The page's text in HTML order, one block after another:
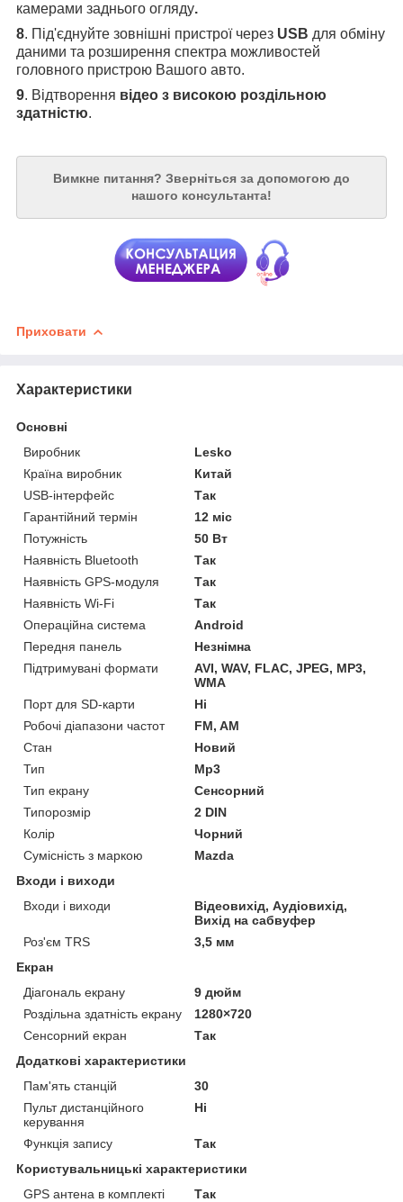
камерами заднього огляду.
8. Під'єднуйте зовнішні пристрої через USB для обміну
даними та розширення спектра можливостей
головного пристрою Вашого авто.
9. Відтворення відео з високою роздільною
здатністю.
Вимкне питання? Зверніться за допомогою до
нашого консультанта!
Приховати
Характеристики
Основні
Виробник
Lesko
Країна виробник
Китай
USB-інтерфейс
Так
Гарантійний термін
12 міс
Потужність
50 Вт
Наявність Bluetooth
Так
Наявність GPS-модуля
Так
Наявність Wi-Fi
Так
Операційна система
Android
Передня панель
Незнімна
Підтримувані формати
AVI, WAV, FLAC, JPEG, MP3,
WMA
Порт для SD-карти
Ні
Робочі діапазони частот
FM, AM
Стан
Новий
Тип
Mp3
Тип екрану
Сенсорний
Типорозмір
2 DIN
Колір
Чорний
Сумісність з маркою
Mazda
Входи і виходи
Входи і виходи
Відеовихід, Аудіовихід,
Вихід на сабвуфер
Роз'єм TRS
3,5 мм
Екран
Діагональ екрану
9 дюйм
Роздільна здатність екрану
1280×720
Сенсорний екран
Так
Додаткові характеристики
Пам'ять станцій
30
Пульт дистанційного
керування
Ні
Функція запису
Так
Користувальницькі характеристики
GPS антена в комплекті
Так